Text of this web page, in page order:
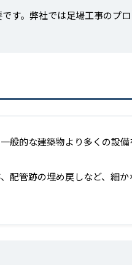
す。弊社では足場工事のプ
的な建築物より多くの設
管跡の埋め戻しなど、細